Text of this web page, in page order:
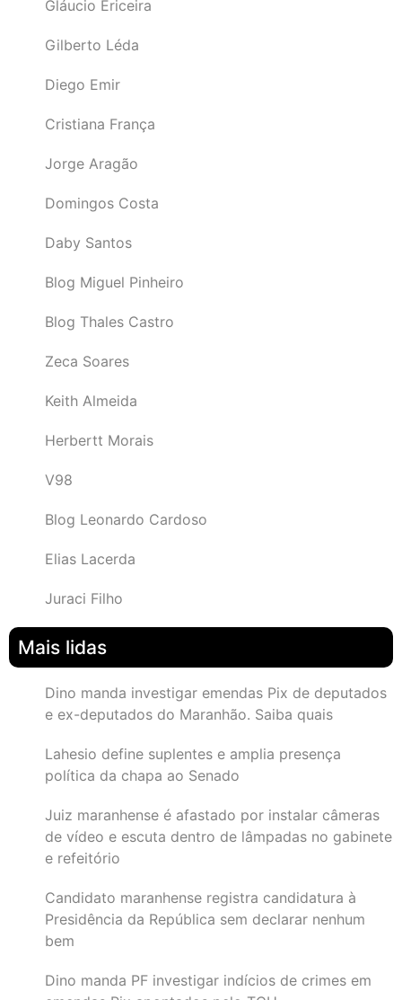
Gláucio Ericeira
Gilberto Léda
Diego Emir
Cristiana França
Jorge Aragão
Domingos Costa
Daby Santos
Blog Miguel Pinheiro
Blog Thales Castro
Zeca Soares
Keith Almeida
Herbertt Morais
V98
Blog Leonardo Cardoso
Elias Lacerda
Juraci Filho
Mais lidas
Dino manda investigar emendas Pix de deputados
e ex-deputados do Maranhão. Saiba quais
Lahesio define suplentes e amplia presença
política da chapa ao Senado
Juiz maranhense é afastado por instalar câmeras
de vídeo e escuta dentro de lâmpadas no gabinete
e refeitório
Candidato maranhense registra candidatura à
Presidência da República sem declarar nenhum
bem
Dino manda PF investigar indícios de crimes em